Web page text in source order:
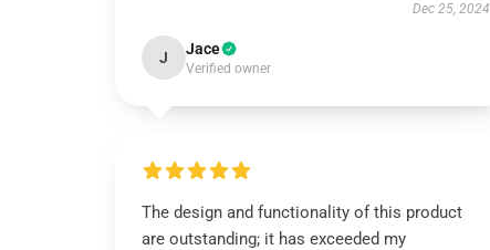
Dec 25, 2024
J Jace
Verified owner
The design and functionality of this product
are outstanding; it has exceeded my